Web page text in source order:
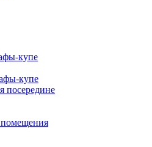
купе
купе
посередине
помещения